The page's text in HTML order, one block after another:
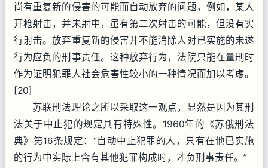
尚有重复新的侵害的可能而自动放弃的问题，例如，某人
开枪射击，并未射中，虽有第二次射击的可能，但没有实
行射击。放弃重复新的侵害并不能消除人对已实施的未遂
行为应负的刑事责任。这种放弃行为，法院只能在量刑时
作为证明犯罪人社会危害性较小的一种情况而加以考虑。
[20]
苏联刑法理论之所以采取这一观点，显然是因为其刑
法关于中止犯的规定具有特殊性。1960年的《苏俄刑法
典》第16条规定：“自动中止犯罪的人，只有在他已实施
的行为中实际上含有其他犯罪构成时，才负刑事责任。”